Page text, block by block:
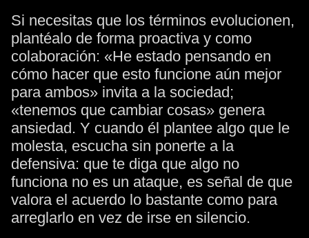
Si necesitas que los términos evolucionen,
plantéalo de forma proactiva y como
colaboración: «He estado pensando en
cómo hacer que esto funcione aún mejor
para ambos» invita a la sociedad;
«tenemos que cambiar cosas» genera
ansiedad. Y cuando él plantee algo que le
molesta, escucha sin ponerte a la
defensiva: que te diga que algo no
funciona no es un ataque, es señal de que
valora el acuerdo lo bastante como para
arreglarlo en vez de irse en silencio.